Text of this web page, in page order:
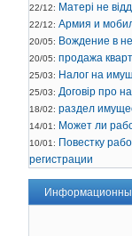
22/12: Матері не
22/12: Армия и
20/05: Вождение в
20/05: продажа
25/03: Налог на
25/03: Договір про
18/02: раздел
14/01: Может ли
10/01: Повестку
регистрации